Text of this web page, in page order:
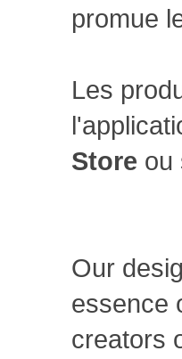
promue
Les
Store ou
Our
essence
creators